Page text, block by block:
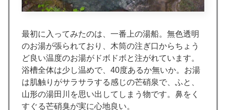
最初に入ってみたのは、一番上の湯船。無色透明
のお湯が張られており、木筒の注ぎ口からちょう
ど良い温度のお湯がドボドボと注がれています。
浴槽全体は少し温めで、40度あるか無いか。お湯
は肌触りがサラサラする感じの芒硝泉で、ふと、
山形の湯田川を思い出してしまう物です。鼻をく
すぐる芒硝臭が実に心地良い。